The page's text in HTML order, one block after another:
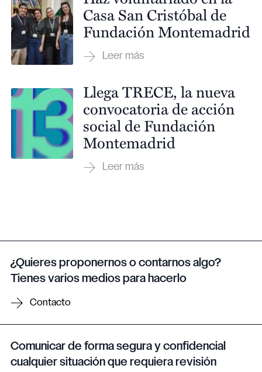
Casa San Cristóbal de
Fundación Montemadrid
Llega TRECE, la nueva
convocatoria de acción
social de Fundación
Montemadrid
¿Quieres proponernos o contarnos algo?
Tienes varios medios para hacerlo
Contacto
Comunicar de forma segura y confidencial
cualquier situación que requiera revisión